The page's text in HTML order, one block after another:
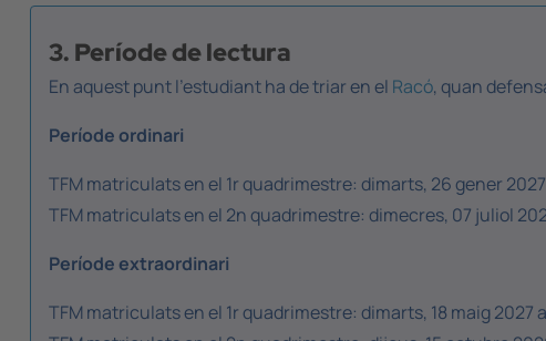
3. Període de lectura
En aquest punt l'estudiant ha de triar en el Racó, quan
Període ordinari
TFM matriculats en el 1r quadrimestre: dimarts, 26 gener
TFM matriculats en el 2n quadrimestre: dimecres, 07 juliol
Període extraordinari
TFM matriculats en el 1r quadrimestre: dimarts, 18 maig 2027